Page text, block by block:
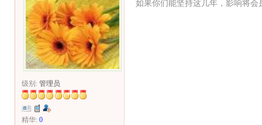
级别: 管理员
精华: 0
如果你们能坚持这几年，影响将会